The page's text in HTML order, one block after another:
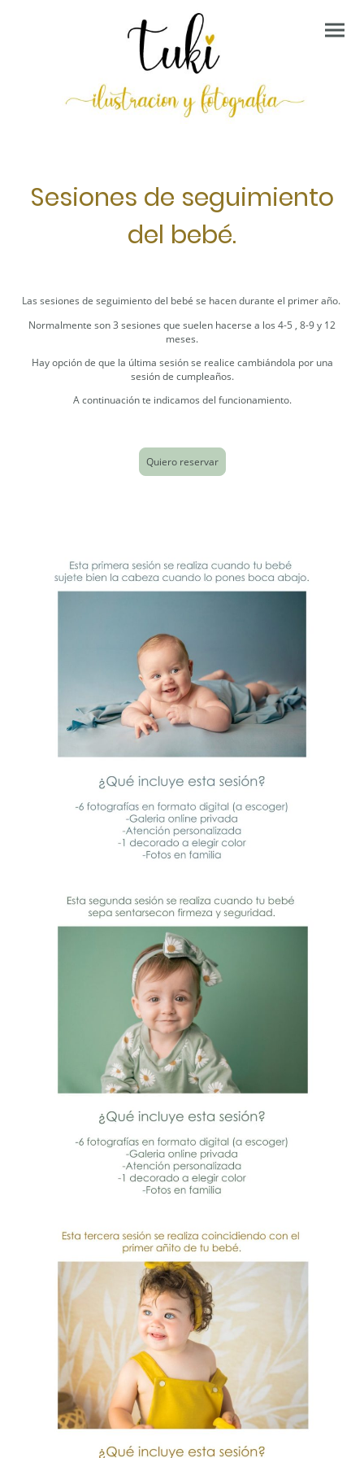
Sesiones de seguimiento
del bebé.
Las sesiones de seguimiento del bebé se hacen durante el primer año.
Normalmente son 3 sesiones que suelen hacerse a los 4-5 , 8-9 y 12
meses.
Hay opción de que la última sesión se realice cambiándola por una
sesión de cumpleaños.
A continuación te indicamos del funcionamiento.
Quiero reservar